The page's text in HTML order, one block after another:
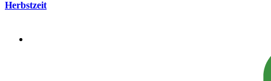
Herbstzeit